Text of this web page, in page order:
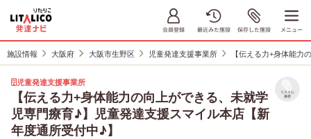
施設情報 大阪府 大阪市生野区 児童発達支援事業所 【伝える力+身体能
児童発達支援事業所
【伝える力+身体能力の向上ができる、未就学
児専門療育♪】児童発達支援スマイル本店【新
年度通所受付中♪】
リストに
保存